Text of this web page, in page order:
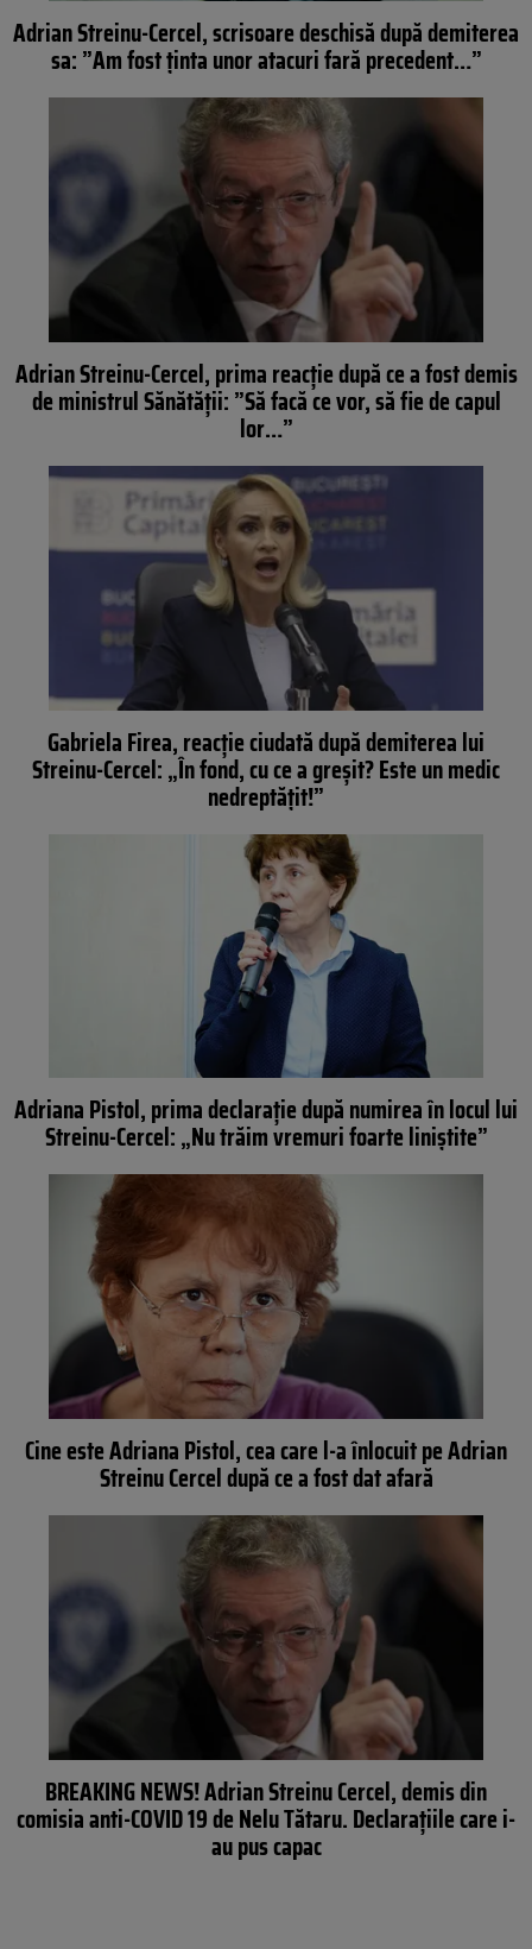
Adrian Streinu-Cercel, scrisoare deschisă după demiterea
sa: ”Am fost ținta unor atacuri fară precedent…”
Adrian Streinu-Cercel, prima reacție după ce a fost demis
de ministrul Sănătății: ”Să facă ce vor, să fie de capul
lor…”
Gabriela Firea, reacție ciudată după demiterea lui
Streinu-Cercel: „În fond, cu ce a greșit? Este un medic
nedreptățit!”
Adriana Pistol, prima declarație după numirea în locul lui
Streinu-Cercel: „Nu trăim vremuri foarte liniştite”
Cine este Adriana Pistol, cea care l-a înlocuit pe Adrian
Streinu Cercel după ce a fost dat afară
BREAKING NEWS! Adrian Streinu Cercel, demis din
comisia anti-COVID 19 de Nelu Tătaru. Declaraţiile care i-
au pus capac